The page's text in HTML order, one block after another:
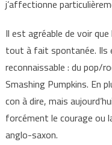
j’affectionne
Il est agréable de voir
tout à fait spontanée. Ils
reconnaissable : du pop/
Smashing Pumpkins. En
con à dire, mais
forcément le courage ou
anglo-saxon.